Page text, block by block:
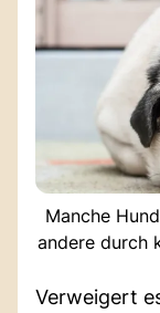
Manche
andere durch
Verweigert